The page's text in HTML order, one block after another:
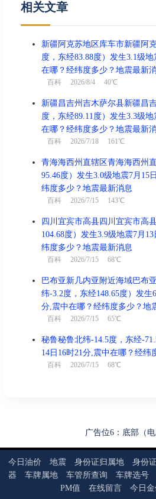
相关文章
新疆阿克苏地区库车市新疆阿
度，东经83.88度）发生3.1级
在哪？经纬度多少？地震最新
百科 2026/8/4 40℃
新疆昌吉州吉木萨尔县新疆昌
度，东经89.11度）发生3.3级
在哪？经纬度多少？地震最新
百科 2026/7/18 161℃
青海海西州直辖区青海海西州
95.46度）发生3.0级地震7月15
纬度多少？地震最新消息
百科 2026/7/15 143℃
四川宜宾市高县四川宜宾市高
104.68度）发生3.9级地震7月
纬度多少？地震最新消息
百科 2026/7/15 68℃
巴布亚新几内亚附近海域巴布
纬-3.2度，东经148.65度）发生
分,震中在哪？经纬度多少？地
百科 2026/7/15 65℃
秘鲁秘鲁北纬-14.5度，东经-
14日16时21分,震中在哪？经纬
百科 2026/7/15 68℃
广告位6：底部（电
今日油价 地震 身份证归属地 身份
器
车牌属地 车管所查询 车牌选号
PM值
在线留言 今日金